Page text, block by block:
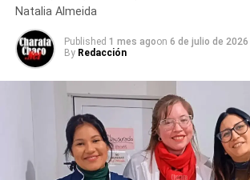
Natalia Almeida
Published 1 mes agoon 6 de julio de 2026
By Redacción